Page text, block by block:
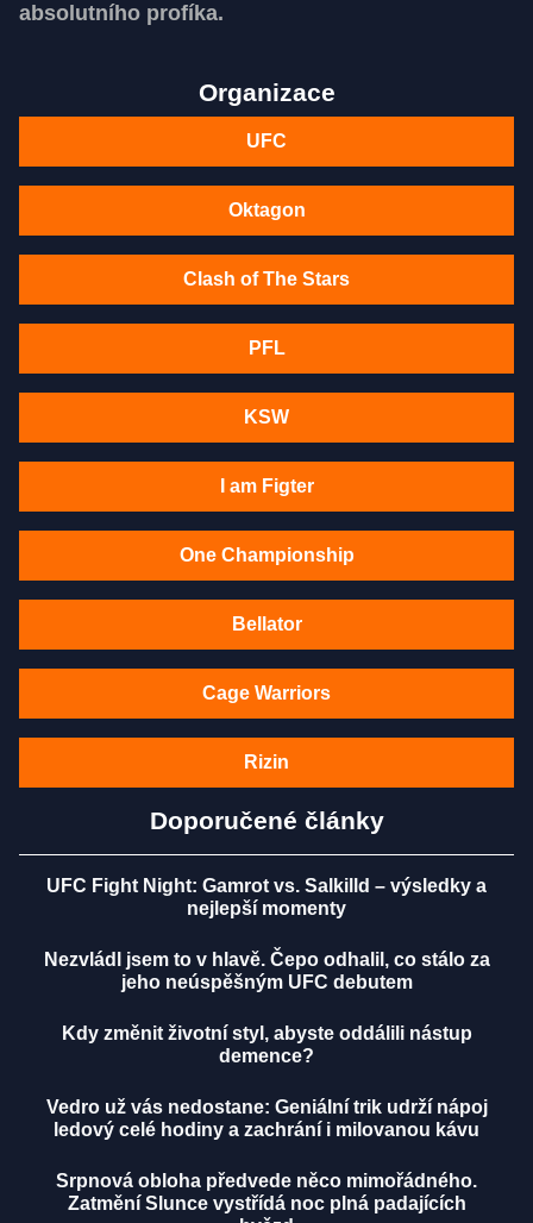
absolutního profíka.
Organizace
UFC
Oktagon
Clash of The Stars
PFL
KSW
I am Figter
One Championship
Bellator
Cage Warriors
Rizin
Doporučené články
UFC Fight Night: Gamrot vs. Salkilld – výsledky a
nejlepší momenty
Nezvládl jsem to v hlavě. Čepo odhalil, co stálo za
jeho neúspěšným UFC debutem
Kdy změnit životní styl, abyste oddálili nástup
demence?
Vedro už vás nedostane: Geniální trik udrží nápoj
ledový celé hodiny a zachrání i milovanou kávu
Srpnová obloha předvede něco mimořádného.
Zatmění Slunce vystřídá noc plná padajících